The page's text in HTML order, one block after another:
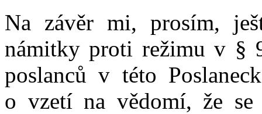
Na závěr mi, prosím,
námitky proti režimu v §
poslanců v této
o vzetí na vědomí, že se